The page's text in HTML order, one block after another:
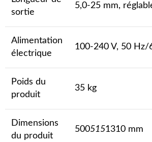
sortie
5,0-25 mm,
Alimentation
électrique
100-240 V, 50 Hz/
Poids du
produit
35 kg
Dimensions
du produit
5005151310 mm